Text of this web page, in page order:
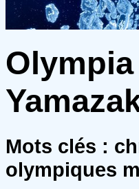
Mots clés :
olympiques